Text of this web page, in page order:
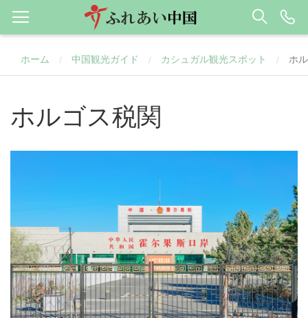
ホーム / 中国観光ガイド / カシュガル観光スポット / ホ
ホルゴス税関